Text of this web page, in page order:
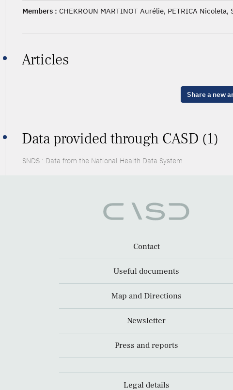
Members : CHEKROUN MARTINOT Aurélie, PETRICA Nicoleta,
Articles
Share a new
Data provided through CASD (1)
SNDS : Data from the National Health Data System
Contact
Useful documents
Map and Directions
Newsletter
Press and reports
Legal details